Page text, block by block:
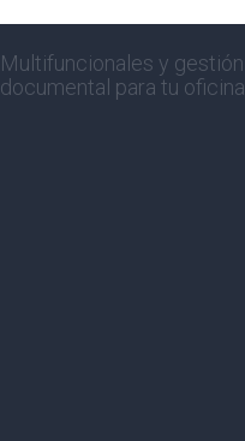
Multifuncionales y gestión
documental para tu oficina